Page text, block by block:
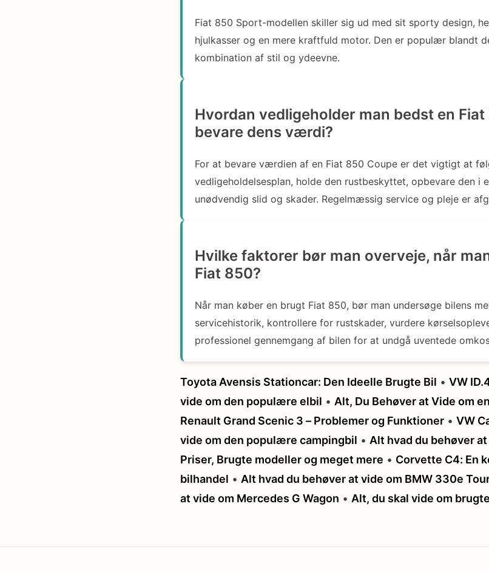
Fiat 850 Sport-modellen skiller sig ud med sit sporty design,
hjulkasser og en mere kraftfuld motor. Den er populær blandt
kombination af stil og ydeevne.
Hvordan vedligeholder man bedst en
bevare dens værdi?
For at bevare værdien af en Fiat 850 Coupe er det vigtigt at
vedligeholdelsesplan, holde den rustbeskyttet, opbevare den i
unødvendig slid og skader. Regelmæssig service og pleje er
Hvilke faktorer bør man overveje, når
Fiat 850?
Når man køber en brugt Fiat 850, bør man undersøge bilens
servicehistorik, kontrollere for rustskader, vurdere
professionel gennemgang af bilen for at undgå uventede
Toyota Avensis Stationcar: Den Ideelle Brugte Bil • VW
vide om den populære elbil • Alt, Du Behøver at Vide om
Renault Grand Scenic 3 – Problemer og Funktioner • VW
vide om den populære campingbil • Alt hvad du behøver
Priser, Brugte modeller og meget mere • Corvette C4: En
bilhandel • Alt hvad du behøver at vide om BMW 330e
at vide om Mercedes G Wagon • Alt, du skal vide om